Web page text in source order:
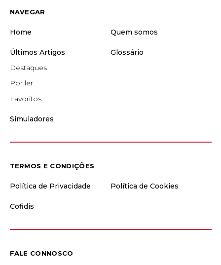
NAVEGAR
Home Quem somos
Últimos Artigos
Destaques
Por ler
Favoritos
Glossário
Simuladores
TERMOS E CONDIÇÕES
Política de Privacidade Política de Cookies
Cofidis
FALE CONNOSCO